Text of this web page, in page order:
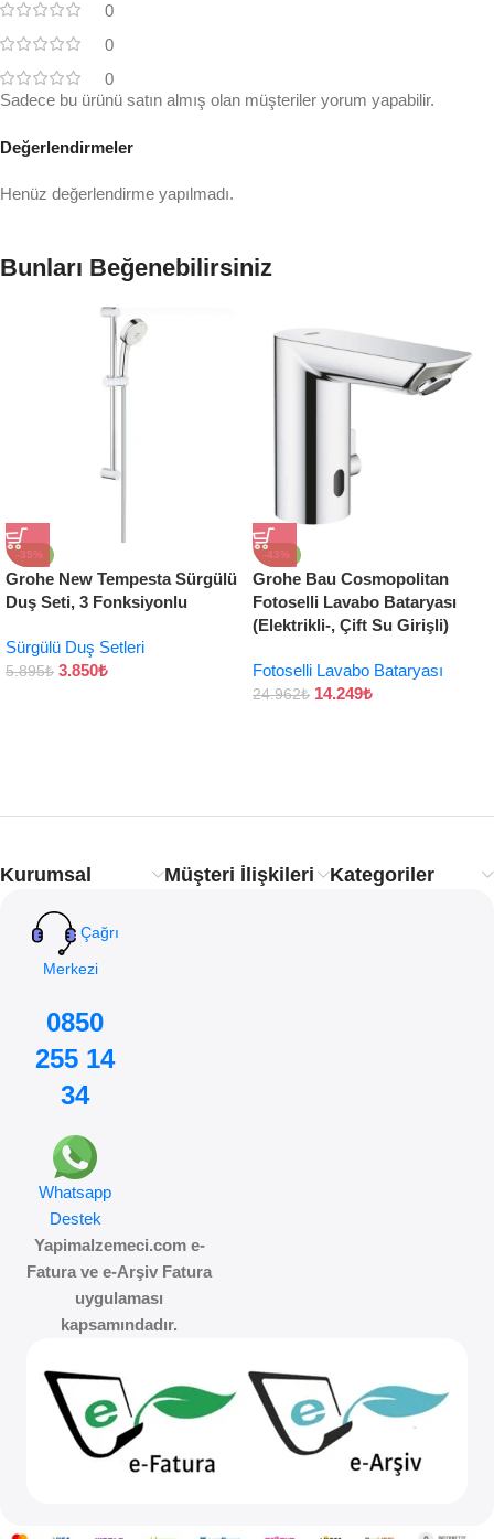
0
0
0
Değerlendirmeler
Henüz değerlendirme yapılmadı.
Sadece bu ürünü satın almış olan müşteriler yorum yapabilir.
Bunları Beğenebilirsiniz
-35%
Grohe New Tempesta Sürgülü
Duş Seti, 3 Fonksiyonlu
Sürgülü Duş Setleri
5.895₺ 3.850₺
-43%
Grohe Bau Cosmopolitan
Fotoselli Lavabo Bataryası
(Elektrikli-, Çift Su Girişli)
Fotoselli Lavabo Bataryası
24.962₺ 14.249₺
Kurumsal Müşteri İlişkileri Kategoriler
Çağrı
Merkezi
0850
255 14
34
Whatsapp
Destek
Yapimalzemeci.com e-
Fatura ve e-Arşiv Fatura
uygulaması
kapsamındadır.